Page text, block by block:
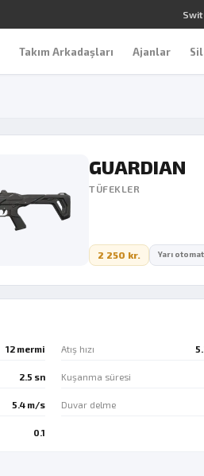
Takım Arkadaşları Ajanlar
GUARDIAN
TÜFEKLER
2 250 kr. Yarı
12 mermi Atış hızı
2.5 sn Kuşanma süresi
5.4 m/s Duvar delme
0.1